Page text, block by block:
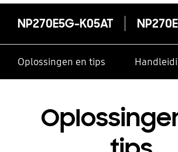
NP270E5G-K05AT
Oplossingen en tips